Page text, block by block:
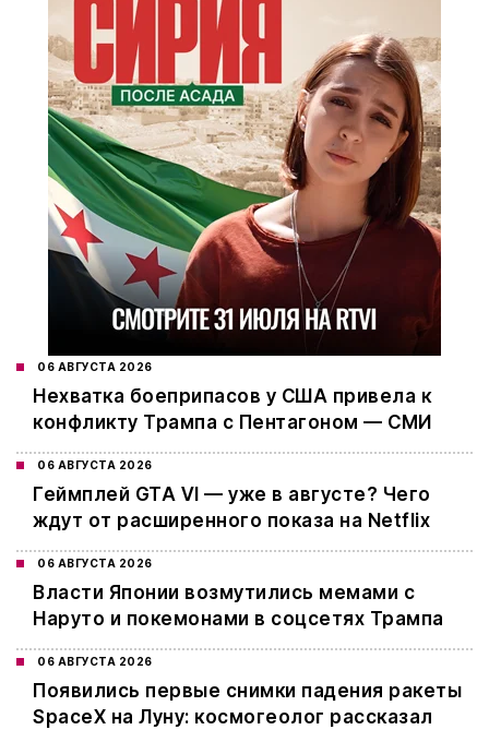
06 АВГУСТА 2026
Нехватка боеприпасов у США привела к
конфликту Трампа с Пентагоном — СМИ
06 АВГУСТА 2026
Геймплей GTA VI — уже в августе? Чего
ждут от расширенного показа на Netflix
06 АВГУСТА 2026
Власти Японии возмутились мемами с
Наруто и покемонами в соцсетях Трампа
06 АВГУСТА 2026
Появились первые снимки падения ракеты
SpaceX на Луну: космогеолог рассказал